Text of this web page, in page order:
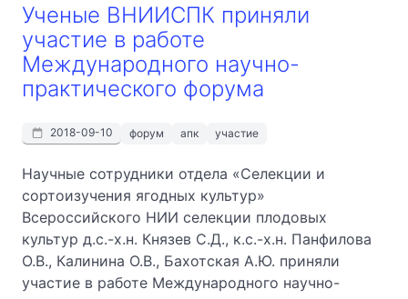
Ученые ВНИИСПК приняли
участие в работе
Международного научно-
практического форума
2018-09-10 форум апк участие
Научные сотрудники отдела «Селекции и
сортоизучения ягодных культур»
Всероссийского НИИ селекции плодовых
культур д.с.-х.н. Князев С.Д., к.с.-х.н. Панфилова
О.В., Калинина О.В., Бахотская А.Ю. приняли
участие в работе Международного научно-